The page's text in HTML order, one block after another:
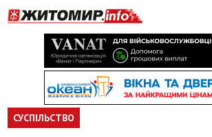
СУСПІЛЬСТВО